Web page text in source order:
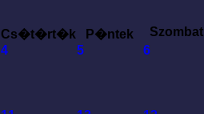
Cs�t�rt�k P�ntek Szombat
4 5 6